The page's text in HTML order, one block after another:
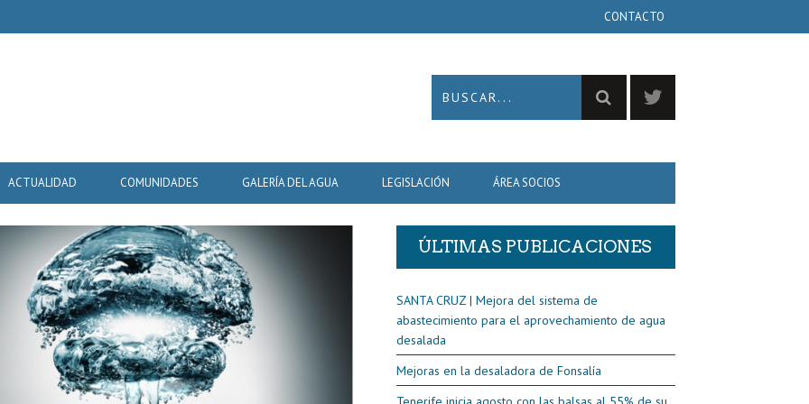
CONTACTO
ACTUALIDAD COMUNIDADES GALERÍA DEL AGUA LEGISLACIÓN ÁREA SOCIOS
ÚLTIMAS PUBLICACIONES
SANTA CRUZ | Mejora del sistema de
abastecimiento para el aprovechamiento de agua
desalada
Mejoras en la desaladora de Fonsalía